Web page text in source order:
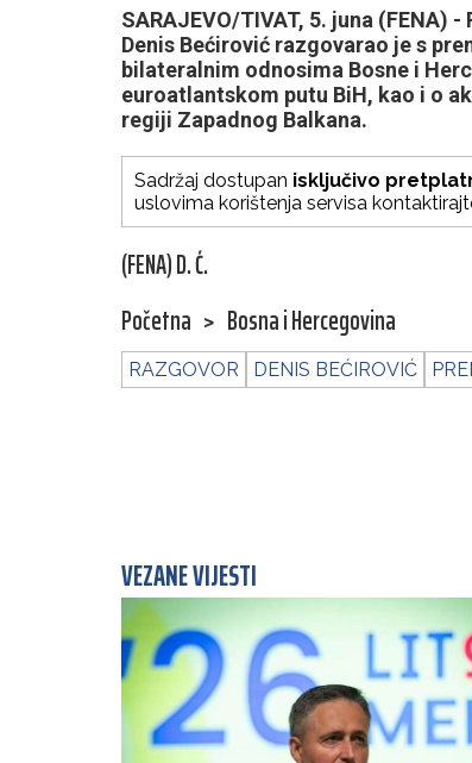
SARAJEVO/TIVAT, 5. juna (FENA)
Denis Bećirović razgovarao je s
bilateralnim odnosima Bosne i
euroatlantskom putu BiH, kao i o
regiji Zapadnog Balkana.
Sadržaj dostupan isključivo
uslovima korištenja servisa
(FENA) D. Ć.
Početna > Bosna i Hercegovina
RAZGOVOR DENIS BEĆIROVIĆ
VEZANE VIJESTI